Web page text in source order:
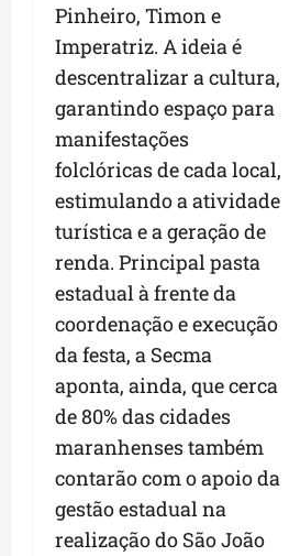
Pinheiro, Timon e
Imperatriz. A ideia é
descentralizar a cultura,
garantindo espaço para
manifestações
folclóricas de cada local,
estimulando a atividade
turística e a geração de
renda. Principal pasta
estadual à frente da
coordenação e execução
da festa, a Secma
aponta, ainda, que cerca
de 80% das cidades
maranhenses também
contarão com o apoio da
gestão estadual na
realização do São João